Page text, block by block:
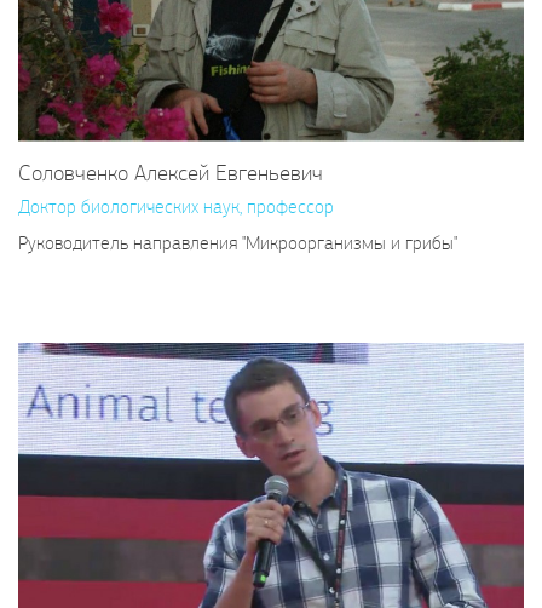
Соловченко Алексей Евгеньевич
Доктор биологических наук, профессор
Руководитель направления "Микроорганизмы и грибы"